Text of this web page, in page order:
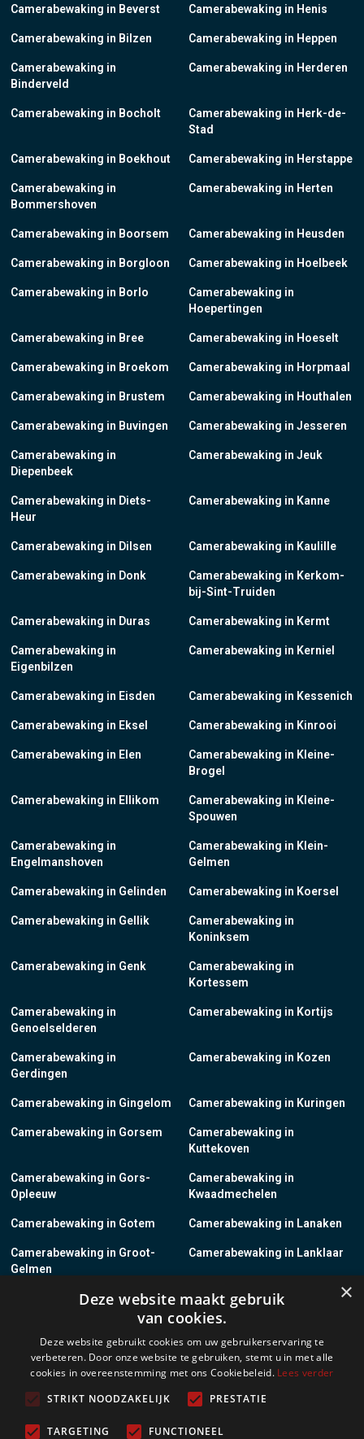
Camerabewaking in Beverst
Camerabewaking in Bilzen
Camerabewaking in
Binderveld
Camerabewaking in Bocholt
Camerabewaking in Boekhout
Camerabewaking in
Bommershoven
Camerabewaking in Boorsem
Camerabewaking in Borgloon
Camerabewaking in Borlo
Camerabewaking in Bree
Camerabewaking in Broekom
Camerabewaking in Brustem
Camerabewaking in Buvingen
Camerabewaking in
Diepenbeek
Camerabewaking in Diets-
Heur
Camerabewaking in Dilsen
Camerabewaking in Donk
Camerabewaking in Duras
Camerabewaking in
Eigenbilzen
Camerabewaking in Eisden
Camerabewaking in Eksel
Camerabewaking in Elen
Camerabewaking in Ellikom
Camerabewaking in
Engelmanshoven
Camerabewaking in Gelinden
Camerabewaking in Gellik
Camerabewaking in Genk
Camerabewaking in
Genoelselderen
Camerabewaking in
Gerdingen
Camerabewaking in Gingelom
Camerabewaking in Gorsem
Camerabewaking in Gors-
Opleeuw
Camerabewaking in Gotem
Camerabewaking in Groot-
Gelmen
Camerabewaking in Groot-
Camerabewaking in Grote-
Brogel
Camerabewaking in Grote-
Spouwen
Camerabewaking in Gruitrode
Camerabewaking in Henis
Camerabewaking in Heppen
Camerabewaking in Herderen
Camerabewaking in Herk-de-
Stad
Camerabewaking in Herstappe
Camerabewaking in Herten
Camerabewaking in Heusden
Camerabewaking in Hoelbeek
Camerabewaking in
Hoepertingen
Camerabewaking in Hoeselt
Camerabewaking in Horpmaal
Camerabewaking in Houthalen
Camerabewaking in Jesseren
Camerabewaking in Jeuk
Camerabewaking in Kanne
Camerabewaking in Kaulille
Camerabewaking in Kerkom-
bij-Sint-Truiden
Camerabewaking in Kermt
Camerabewaking in Kerniel
Camerabewaking in Kessenich
Camerabewaking in Kinrooi
Camerabewaking in Kleine-
Brogel
Camerabewaking in Kleine-
Spouwen
Camerabewaking in Klein-
Gelmen
Camerabewaking in Koersel
Camerabewaking in
Koninksem
Camerabewaking in
Kortessem
Camerabewaking in Kortijs
Camerabewaking in Kozen
Camerabewaking in Kuringen
Camerabewaking in
Kuttekoven
Camerabewaking in
Kwaadmechelen
Camerabewaking in Lanaken
Camerabewaking in Lanklaar
Camerabewaking in Lauw
Camerabewaking in
Leopoldsburg
Camerabewaking in Leut
Camerabewaking in Linkhout
×
Deze website maakt gebruik
van cookies.
Deze website gebruikt cookies om uw gebruikerservaring te
verbeteren. Door onze website te gebruiken, stemt u in met alle
cookies in overeenstemming met ons Cookiebeleid. Lees verder
STRIKT NOODZAKELIJK
PRESTATIE
TARGETING FUNCTIONEEL